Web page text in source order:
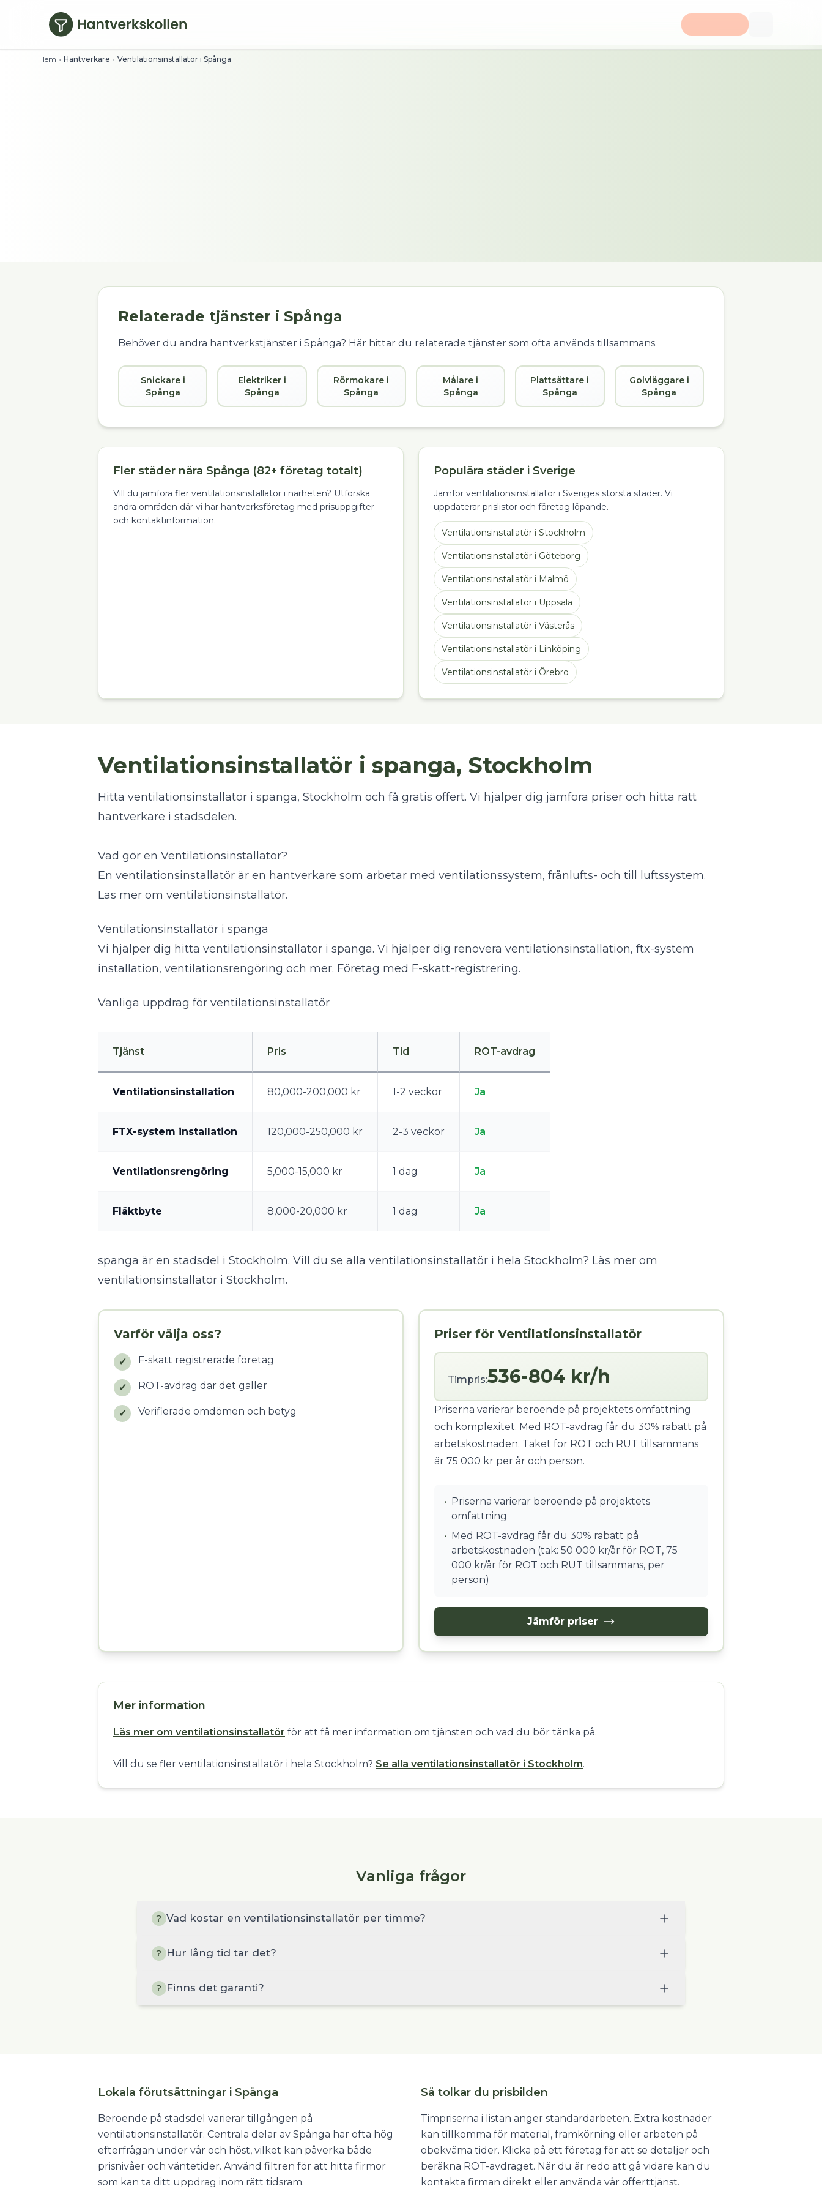
Hoppa till huvudinnehåll
Hem › Hantverkare › Ventilationsinstallatör i Spånga
Relaterade tjänster i Spånga
Behöver du andra hantverkstjänster i Spånga? Här hittar du relaterade tjänster som ofta används tillsammans.
Snickare i
Spånga
Elektriker i
Spånga
Rörmokare i
Spånga
Målare i
Spånga
Plattsättare i
Spånga
Golvläggare i
Spånga
Fler städer nära Spånga (82+ företag totalt)
Vill du jämföra fler ventilationsinstallatör i närheten? Utforska
andra områden där vi har hantverksföretag med prisuppgifter
och kontaktinformation.
Populära städer i Sverige
Jämför ventilationsinstallatör i Sveriges största städer. Vi
uppdaterar prislistor och företag löpande.
Ventilationsinstallatör i Stockholm
Ventilationsinstallatör i Göteborg
Ventilationsinstallatör i Malmö
Ventilationsinstallatör i Uppsala
Ventilationsinstallatör i Västerås
Ventilationsinstallatör i Linköping
Ventilationsinstallatör i Örebro
Ventilationsinstallatör i spanga, Stockholm
Hitta ventilationsinstallatör i spanga, Stockholm och få gratis offert. Vi hjälper dig jämföra priser och hitta rätt
hantverkare i stadsdelen.
Vad gör en Ventilationsinstallatör?
En ventilationsinstallatör är en hantverkare som arbetar med ventilationssystem, frånlufts- och till luftssystem.
Läs mer om ventilationsinstallatör.
Ventilationsinstallatör i spanga
Vi hjälper dig hitta ventilationsinstallatör i spanga. Vi hjälper dig renovera ventilationsinstallation, ftx-system
installation, ventilationsrengöring och mer. Företag med F-skatt-registrering.
Vanliga uppdrag för ventilationsinstallatör
Tjänst Pris Tid ROT-avdrag
Ventilationsinstallation 80,000-200,000 kr 1-2 veckor Ja
FTX-system installation 120,000-250,000 kr 2-3 veckor Ja
Ventilationsrengöring 5,000-15,000 kr 1 dag Ja
Fläktbyte 8,000-20,000 kr 1 dag Ja
spanga är en stadsdel i Stockholm. Vill du se alla ventilationsinstallatör i hela Stockholm? Läs mer om
ventilationsinstallatör i Stockholm.
Varför välja oss?
✓ F-skatt registrerade företag
✓ ROT-avdrag där det gäller
✓ Verifierade omdömen och betyg
Priser för Ventilationsinstallatör
Timpris:536-804 kr/h
Priserna varierar beroende på projektets omfattning
och komplexitet. Med ROT-avdrag får du 30% rabatt på
arbetskostnaden. Taket för ROT och RUT tillsammans
är 75 000 kr per år och person.
• Priserna varierar beroende på projektets
omfattning
• Med ROT-avdrag får du 30% rabatt på
arbetskostnaden (tak: 50 000 kr/år för ROT, 75
000 kr/år för ROT och RUT tillsammans, per
person)
Jämför priser
Mer information
Läs mer om ventilationsinstallatör för att få mer information om tjänsten och vad du bör tänka på.
Vill du se fler ventilationsinstallatör i hela Stockholm? Se alla ventilationsinstallatör i Stockholm.
Vanliga frågor
? Vad kostar en ventilationsinstallatör per timme?
? Hur lång tid tar det?
? Finns det garanti?
Lokala förutsättningar i Spånga
Beroende på stadsdel varierar tillgången på
ventilationsinstallatör. Centrala delar av Spånga har ofta hög
efterfrågan under vår och höst, vilket kan påverka både
prisnivåer och väntetider. Använd filtren för att hitta firmor
som kan ta ditt uppdrag inom rätt tidsram.
Så tolkar du prisbilden
Timpriserna i listan anger standardarbeten. Extra kostnader
kan tillkomma för material, framkörning eller arbeten på
obekväma tider. Klicka på ett företag för att se detaljer och
beräkna ROT-avdraget. När du är redo att gå vidare kan du
kontakta firman direkt eller använda vår offerttjänst.